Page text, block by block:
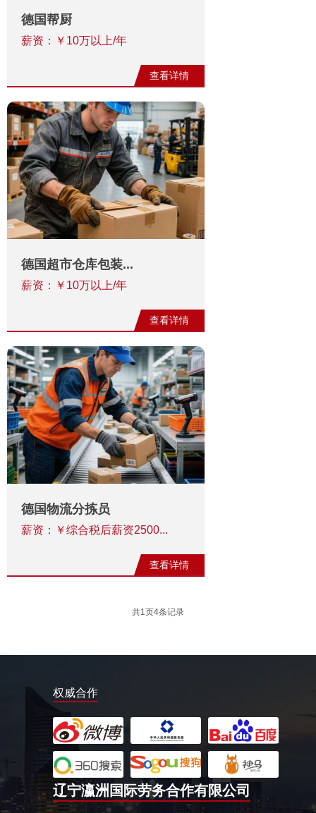
德国帮厨
薪资：￥10万以上/年
查看详情
德国超市仓库包装...
薪资：￥10万以上/年
查看详情
德国物流分拣员
薪资：￥综合税后薪资2500...
查看详情
共1页4条记录
权威合作
辽宁瀛洲国际劳务合作有限公司